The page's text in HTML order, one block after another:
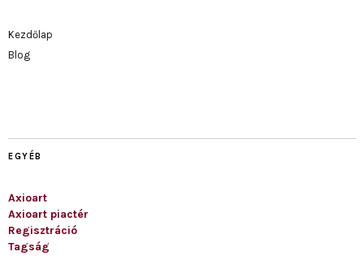
Kezdőlap
Blog
EGYÉB
Axioart
Axioart piactér
Regisztráció
Tagság